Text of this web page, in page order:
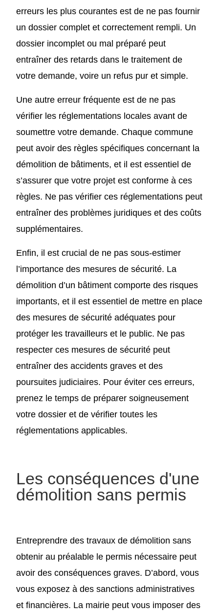
erreurs les plus courantes est de ne pas fournir
un dossier complet et correctement rempli. Un
dossier incomplet ou mal préparé peut
entraîner des retards dans le traitement de
votre demande, voire un refus pur et simple.
Une autre erreur fréquente est de ne pas
vérifier les réglementations locales avant de
soumettre votre demande. Chaque commune
peut avoir des règles spécifiques concernant la
démolition de bâtiments, et il est essentiel de
s’assurer que votre projet est conforme à ces
règles. Ne pas vérifier ces réglementations peut
entraîner des problèmes juridiques et des coûts
supplémentaires.
Enfin, il est crucial de ne pas sous-estimer
l’importance des mesures de sécurité. La
démolition d’un bâtiment comporte des risques
importants, et il est essentiel de mettre en place
des mesures de sécurité adéquates pour
protéger les travailleurs et le public. Ne pas
respecter ces mesures de sécurité peut
entraîner des accidents graves et des
poursuites judiciaires. Pour éviter ces erreurs,
prenez le temps de préparer soigneusement
votre dossier et de vérifier toutes les
réglementations applicables.
Les conséquences d'une
démolition sans permis
Entreprendre des travaux de démolition sans
obtenir au préalable le permis nécessaire peut
avoir des conséquences graves. D’abord, vous
vous exposez à des sanctions administratives
et financières. La mairie peut vous imposer des